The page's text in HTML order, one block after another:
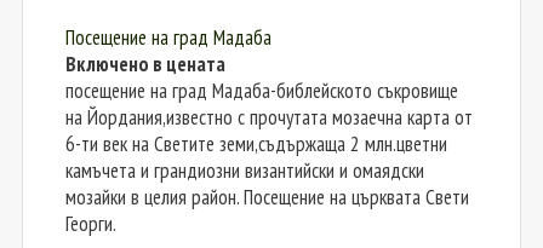
Посещение на град Мадаба
Включено в цената
посещение на град Мадаба-библейското съкровище
на Йордания,известно с прочутата мозаечна карта от
6-ти век на Светите земи,съдържаща 2 млн.цветни
камъчета и грандиозни византийски и омаядски
мозайки в целия район. Посещение на църквата Свети
Георги.